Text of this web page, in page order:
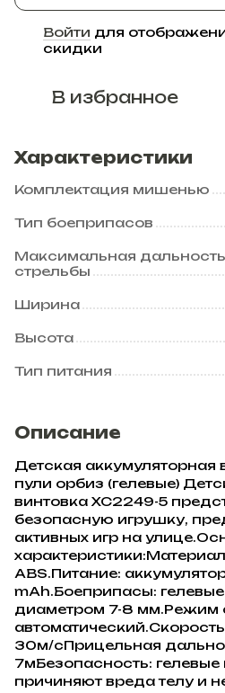
Войти для
скидки
В избранное
Характеристики
Комплектация мишенью
Тип боеприпасов
Максимальная дальность
стрельбы
Ширина
Высота
Тип питания
Описание
Детская аккумуляторная
пули орбиз (гелевые)
винтовка XC2249-5
безопасную игрушку,
активных игр на
ABS.Питание:
mAh.Боеприпасы:
диаметром 7-8 мм.Режим
30м/сПрицельная
7мБезопасность:
причиняют вреда телу и